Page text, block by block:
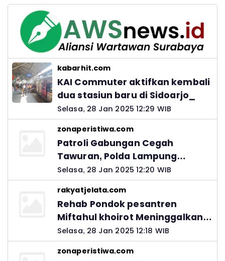
kabarhit.com
KAI Commuter aktifkan kembali
dua stasiun baru di Sidoarjo_
Selasa, 28 Jan 2025 12:29 WIB
zonaperistiwa.com
Patroli Gabungan Cegah
Tawuran, Polda Lampung
Ingatkan Peran Orang Tua
Selasa, 28 Jan 2025 12:20 WIB
rakyatjelata.com
Rehab Pondok pesantren
Miftahul khoirot Meninggalkan
Hutang Ke Material, Mantan
Kadis PUPR Harus Bertanggung
Jawab
Selasa, 28 Jan 2025 12:18 WIB
zonaperistiwa.com